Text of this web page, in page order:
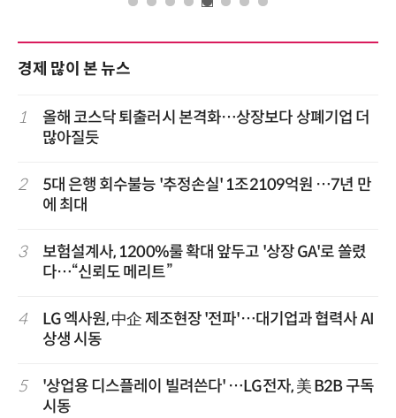
경제 많이 본 뉴스
1
올해 코스닥 퇴출러시 본격화…상장보다 상폐기업 더
많아질듯
2
5대 은행 회수불능 '추정손실' 1조2109억원 …7년 만
에 최대
3
보험설계사, 1200%룰 확대 앞두고 '상장 GA'로 쏠렸
다…“신뢰도 메리트”
4
LG 엑사원, 中企 제조현장 '전파'…대기업과 협력사 AI
상생 시동
5
'상업용 디스플레이 빌려쓴다' …LG전자, 美 B2B 구독
시동